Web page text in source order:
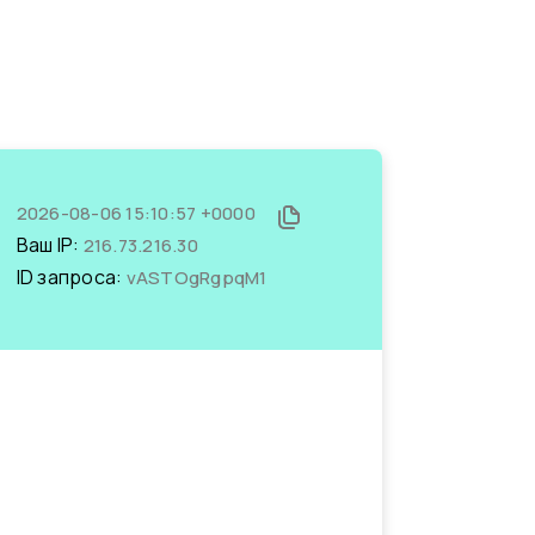
2026-08-06 15:10:57 +0000
Ваш IP: 216.73.216.30
ID запроса: vASTOgRgpqM1